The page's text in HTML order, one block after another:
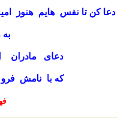
دعا کن تا نفس‌ هایم هنوز
دعای مادران
که با نامش